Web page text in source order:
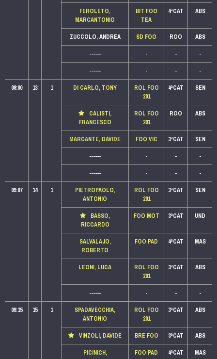
FEROLETO,
MARCANTONIO
BIT FOO
TEA
4ªCAT ABS
ZUCCOLO, ANDREA SD FOO ROO
ABS
------
- -
-
------
- -
-
09:00
13 1 DI CARLO, TONY
ROL FOO
201
4ªCAT SEN
CALISTI,
FRANCESCO
ROL FOO
201
ROO ABS
MARCANTE, DAVIDE FOO VIC 3ªCAT
SEN
------
- -
-
------
- -
-
09:07
14 1
PIETROPAOLO,
ANTONIO
ROL FOO
201
3ªCAT SEN
BASSO,
RICCARDO
FOO MOT 3ªCAT UND
SALVALAJO,
ROBERTO
FOO PAD 4ªCAT MAS
LEONI, LUCA
ROL FOO
201
3ªCAT ABS
------ - -
-
09:15
15 1
SPADAVECCHIA,
ANTONIO
ROL FOO
201
3ªCAT ABS
VINZOLI, DAVIDE BRE FOO 3ªCAT
ABS
PICINICH,
FOO PAD 4ªCAT MAS